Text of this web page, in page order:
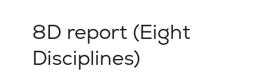
8D report (Eight
Disciplines)